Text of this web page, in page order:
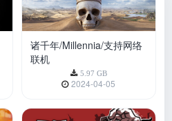
诸千年/Millennia/支持网络
联机
5.97 GB
2024-04-05